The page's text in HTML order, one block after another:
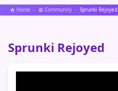
Home Community Sprunki Rejoyed
Sprunki Rejoyed